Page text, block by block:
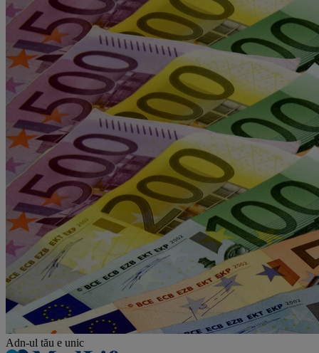
Adn-ul tău e unic